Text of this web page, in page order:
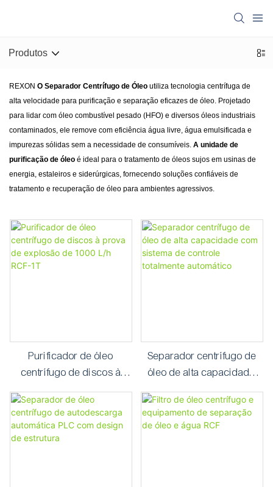
Produtos
REXON O Separador Centrífugo de Óleo utiliza tecnologia centrífuga de
alta velocidade para purificação e separação eficazes de óleo. Projetado
para lidar com óleo combustível pesado (HFO) e diversos óleos industriais
contaminados, ele remove com eficiência água livre, água emulsificada e
impurezas sólidas sem a necessidade de consumíveis. A unidade de
purificação de óleo é ideal para o tratamento de óleos sujos em usinas de
energia, estaleiros e siderúrgicas, fornecendo soluções confiáveis ​​de
tratamento e recuperação de óleo para ambientes agressivos.
Purificador de óleo
centrífugo de discos à
prova de explosão de 1000
L/h RCF-1T
Separador centrífugo de
óleo de alta capacidade
com sistema de controle
totalmente automático